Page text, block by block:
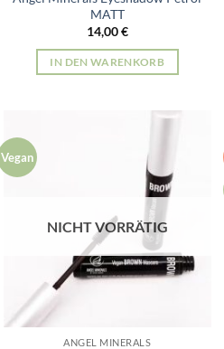
MATT
14,00€
IN DEN WARENKORB
Vegan
NICHT VORRÄTIG
ANGEL MINERALS